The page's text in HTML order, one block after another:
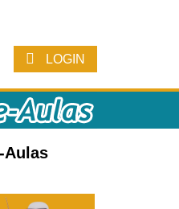
LOGIN
Aulas